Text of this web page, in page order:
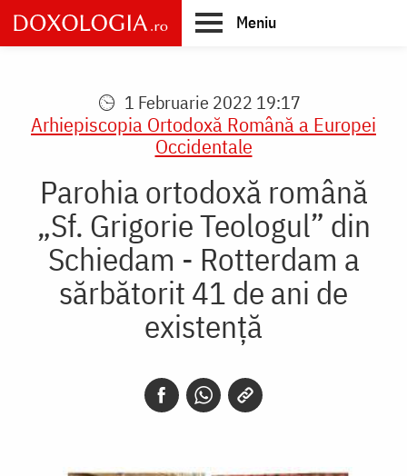
Skip
to
main
Meniu
1 Februarie 2022 19:17
Arhiepiscopia Ortodoxă Română a Europei
Occidentale
Parohia ortodoxă română
„Sf. Grigorie Teologul” din
Schiedam - Rotterdam a
sărbătorit 41 de ani de
existență